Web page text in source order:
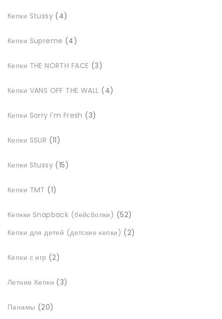
Кепки Stussy 4товари
Кепки Supreme 4товари
Кепки THE NORTH FACE 3товари
Кепки VANS OFF THE WALL 4товари
Кепки Sorry I'm Fresh 3товари
Кепки SSUR 11товарів
Кепки Stussy 15товарів
Кепки TMT 1товар
Кепкки Snapback (бейсболки) 52товари
Кепки для детей (детские кепки)
22
Кепки с игр
2товари
Летние Кепки 3товари
Панамы 20товарів